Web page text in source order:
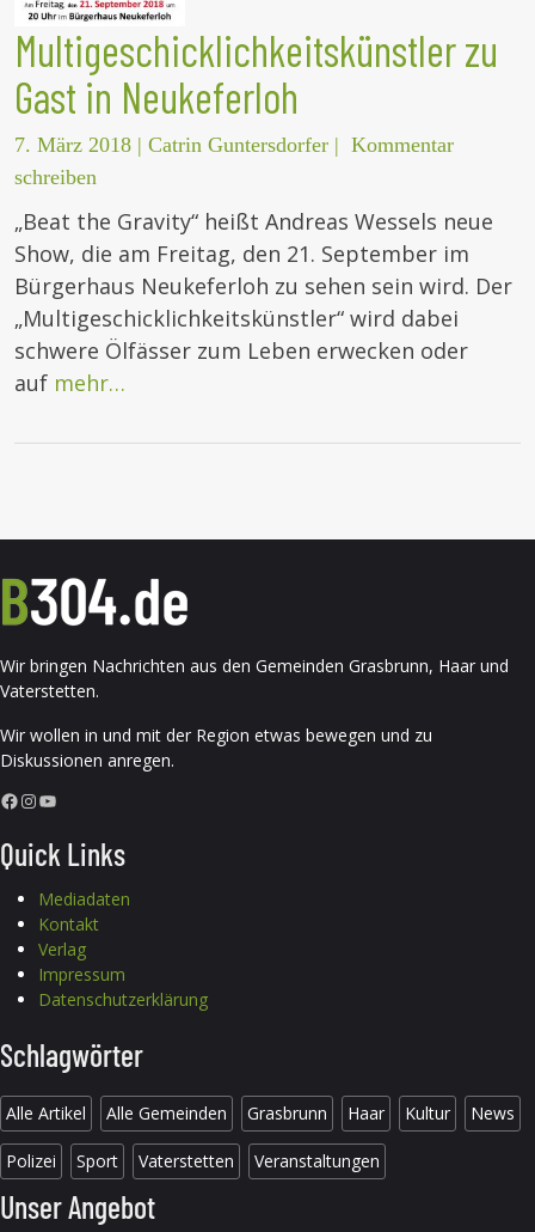
Multigeschicklichkeitskünstler zu
Gast in Neukeferloh
7. März 2018 | Catrin Guntersdorfer | Kommentar
schreiben
„Beat the Gravity“ heißt Andreas Wessels neue
Show, die am Freitag, den 21. September im
Bürgerhaus Neukeferloh zu sehen sein wird. Der
„Multigeschicklichkeitskünstler“ wird dabei
schwere Ölfässer zum Leben erwecken oder
auf mehr…
Wir bringen Nachrichten aus den Gemeinden Grasbrunn, Haar und
Vaterstetten.
Wir wollen in und mit der Region etwas bewegen und zu
Diskussionen anregen.
Facebook InstagramYouTube
Quick Links
Mediadaten
Kontakt
Verlag
Impressum
Datenschutzerklärung
Schlagwörter
Alle Artikel Alle Gemeinden Grasbrunn Haar Kultur News
Polizei Sport Vaterstetten Veranstaltungen
Unser Angebot